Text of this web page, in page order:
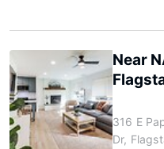
Near
316 E
Dr,